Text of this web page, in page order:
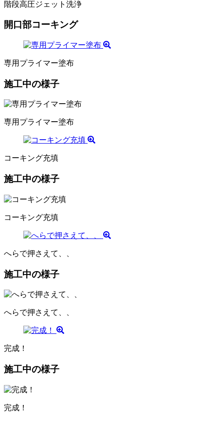
階段高圧ジェット洗浄
開口部コーキング
専用プライマー塗布
施工中の様子
専用プライマー塗布
コーキング充填
施工中の様子
コーキング充填
へらで押さえて、、
施工中の様子
へらで押さえて、、
完成！
施工中の様子
完成！